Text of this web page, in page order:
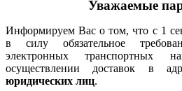
Уважаемые
Информируем Вас о том, что с 1
в силу обязательное
электронных транспортных
осуществлении доставок в
юридических лиц.